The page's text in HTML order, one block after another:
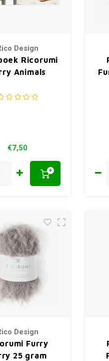
Design
Ricorumi
Animals
€7,50
+
Design
Furry
25 gram